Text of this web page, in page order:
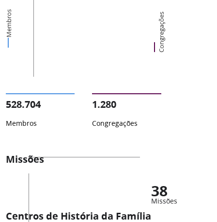
Membros Congregações
528.704
Membros
1.280
Congregações
Missões
38
Missões
Centros de História da Família